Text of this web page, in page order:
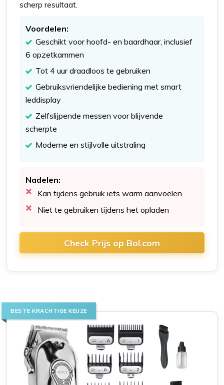
scherp resultaat.
Voordelen:
Geschikt voor hoofd- en baardhaar, inclusief
6 opzetkammen
Tot 4 uur draadloos te gebruiken
Gebruiksvriendelijke bediening met smart
leddisplay
Zelfslijpende messen voor blijvende
scherpte
Moderne en stijlvolle uitstraling
Nadelen:
Kan tijdens gebruik iets warm aanvoelen
Niet te gebruiken tijdens het opladen
Check Prijs op Bol.com
BESTE KRACHTIGE KEUZE